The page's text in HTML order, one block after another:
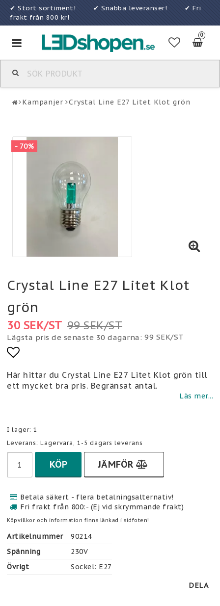
✔ Stort sortiment! ✔ Snabba leveranser! ✔ Fri
frakt från 800 kr!
0
Toggle
navigation
Kampanjer Crystal Line E27 Litet Klot grön
- 70%
Crystal Line E27 Litet Klot
grön
99 SEK/ST
30 SEK/ST
Lägsta pris de senaste 30 dagarna 99 SEK/ST
Lägg till i favoritlistan
Här hittar du Crystal Line E27 Litet Klot grön till
ett mycket bra pris. Begränsat antal.
Läs mer...
I lager: 1
Leverans: Lagervara, 1-5 dagars leverans
KÖP JÄMFÖR
Betala säkert - flera betalningsalternativ!
Fri frakt från 800:- (Ej vid skrymmande frakt)
Köpvillkor och information finns länkad i sidfoten!
Artikelnummer
90214
Spänning
230V
Övrigt
Sockel: E27
DELA